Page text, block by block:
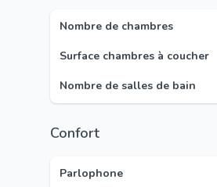
Nombre de chambres
Surface chambres à coucher
Nombre de salles de bain
Confort
Parlophone